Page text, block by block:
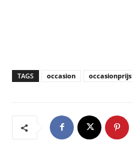
TAGS occasion occasionprijs